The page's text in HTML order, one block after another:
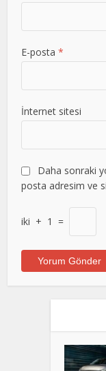
E-posta*
İnternet sitesi
Daha sonraki
posta adresim ve
iki + 1 =